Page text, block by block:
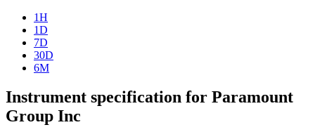
1H
1D
7D
30D
6M
Instrument specification for Paramount
Group Inc